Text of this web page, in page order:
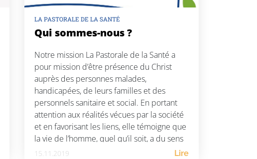
LA PASTORALE DE LA SANTÉ
Qui sommes-nous ?
Notre mission La Pastorale de la Santé a
pour mission d’être présence du Christ
auprès des personnes malades,
handicapées, de leurs familles et des
personnels sanitaire et social. En portant
attention aux réalités vécues par la société
et en favorisant les liens, elle témoigne que
la vie de l’homme, quel qu’il soit, a du sens
[…]
15.11.2019 Lire